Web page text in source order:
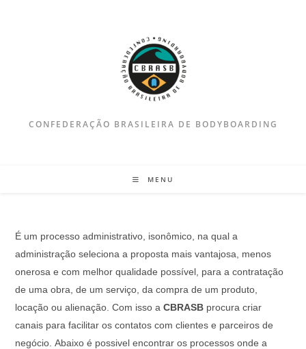
CONFEDERAÇÃO BRASILEIRA DE BODYBOARDING
MENU
É um processo administrativo, isonômico, na qual a
administração seleciona a proposta mais vantajosa, menos
onerosa e com melhor qualidade possível, para a contratação
de uma obra, de um serviço, da compra de um produto,
locação ou alienação. Com isso aCBRASB procura criar
canais para facilitar os contatos com clientes e parceiros de
negócio.Abaixo é possivel encontrar os processos onde a